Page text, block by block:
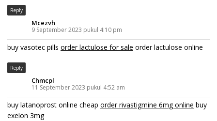
Reply
Mcezvh
9 September 2023 pukul 4:10 pm
buy vasotec pills order lactulose for sale order lactulose online
Reply
Chmcpl
11 September 2023 pukul 4:52 am
buy latanoprost online cheap order rivastigmine 6mg online buy
exelon 3mg